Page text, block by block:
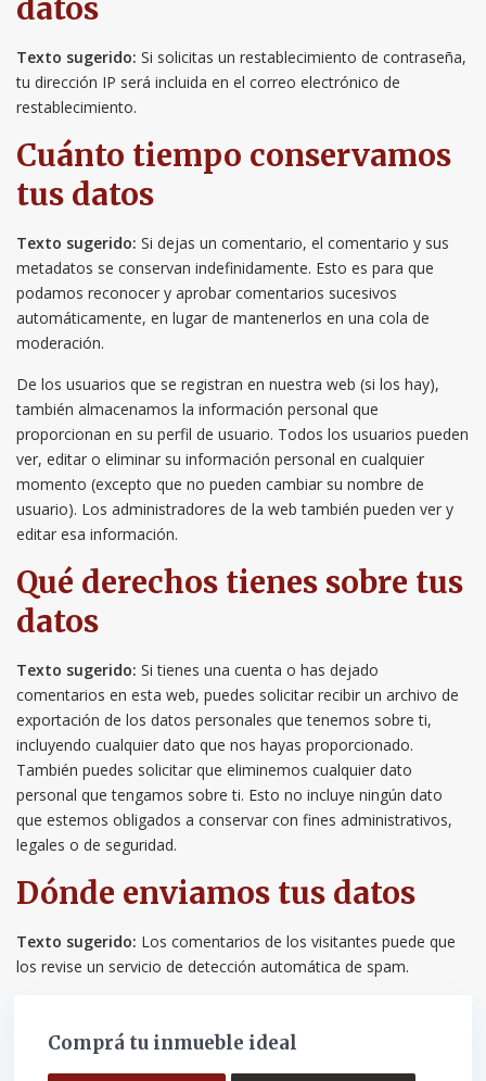
datos
Texto sugerido: Si solicitas un restablecimiento de contraseña,
tu dirección IP será incluida en el correo electrónico de
restablecimiento.
Cuánto tiempo conservamos
tus datos
Texto sugerido: Si dejas un comentario, el comentario y sus
metadatos se conservan indefinidamente. Esto es para que
podamos reconocer y aprobar comentarios sucesivos
automáticamente, en lugar de mantenerlos en una cola de
moderación.
De los usuarios que se registran en nuestra web (si los hay),
también almacenamos la información personal que
proporcionan en su perfil de usuario. Todos los usuarios pueden
ver, editar o eliminar su información personal en cualquier
momento (excepto que no pueden cambiar su nombre de
usuario). Los administradores de la web también pueden ver y
editar esa información.
Qué derechos tienes sobre tus
datos
Texto sugerido: Si tienes una cuenta o has dejado
comentarios en esta web, puedes solicitar recibir un archivo de
exportación de los datos personales que tenemos sobre ti,
incluyendo cualquier dato que nos hayas proporcionado.
También puedes solicitar que eliminemos cualquier dato
personal que tengamos sobre ti. Esto no incluye ningún dato
que estemos obligados a conservar con fines administrativos,
legales o de seguridad.
Dónde enviamos tus datos
Texto sugerido: Los comentarios de los visitantes puede que
los revise un servicio de detección automática de spam.
Comprá tu inmueble ideal